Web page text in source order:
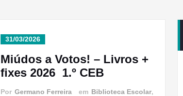
31/03/2026
Miúdos a Votos! – Livros +
fixes 2026 1.º CEB
Por Germano Ferreira em Biblioteca Escolar,